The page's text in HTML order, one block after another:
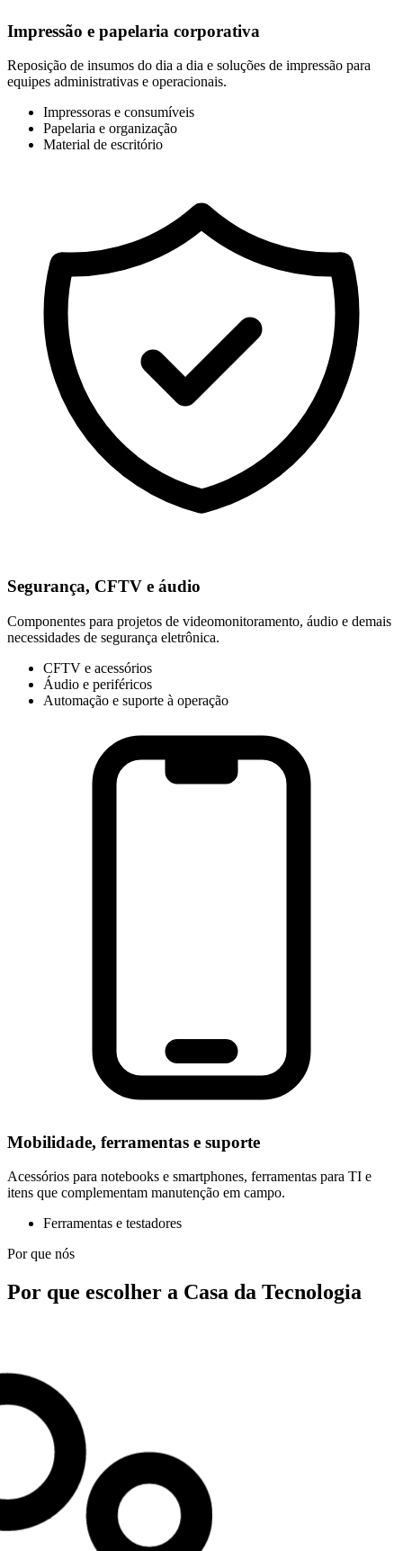
Impressão e papelaria corporativa
Reposição de insumos do dia a dia e soluções de impressão para
equipes administrativas e operacionais.
Impressoras e consumíveis
Papelaria e organização
Material de escritório
Segurança, CFTV e áudio
Componentes para projetos de videomonitoramento, áudio e demais
necessidades de segurança eletrônica.
CFTV e acessórios
Áudio e periféricos
Automação e suporte à operação
Mobilidade, ferramentas e suporte
Acessórios para notebooks e smartphones, ferramentas para TI e
itens que complementam manutenção em campo.
Ferramentas e testadores
Por que nós
Por que escolher a Casa da Tecnologia